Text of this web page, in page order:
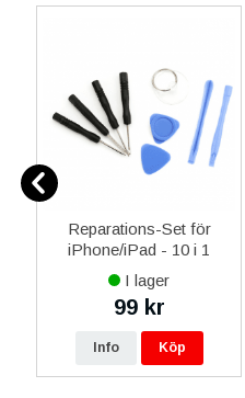
Reparations-Set för
iPhone/iPad - 10 i 1
I lager
99 kr
Info Köp